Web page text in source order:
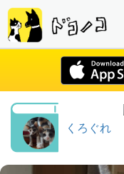
くろぐれ